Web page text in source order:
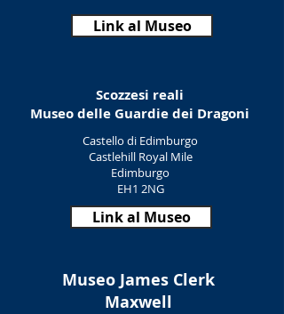
Link al Museo
Scozzesi reali
Museo delle Guardie dei Dragoni
Castello di Edimburgo
Castlehill Royal Mile
Edimburgo
EH1 2NG
Link al Museo
Museo James Clerk
Maxwell